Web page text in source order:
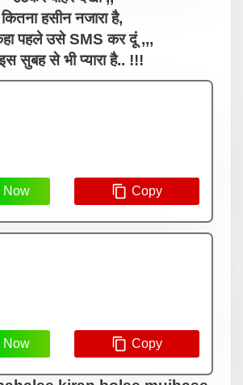
कितना हसीन नजारा है,
पहले उसे SMS कर दूं ,,,
सुबह से भी प्यारा है.. !!!
Now Copy
Now Copy